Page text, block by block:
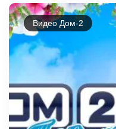
Видео Дом-2